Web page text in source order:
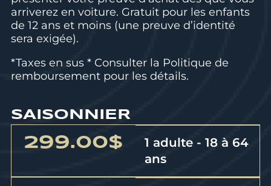
arriverez en voiture. Gratuit pour les enfants
de 12 ans et moins (une preuve d’identité
sera exigée).
*Taxes en sus * Consulter la Politique de
remboursement pour les détails.
SAISONNIER
299.00$
1 adulte - 18 à 64
ans